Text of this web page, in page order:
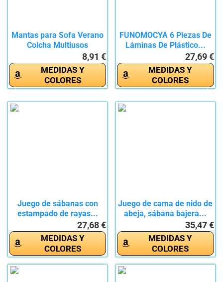
Mantas para Sofa Verano
Colcha Multiusos
8,91 €
MEDIDAS Y
COLORES
FUNOMOCYA 6 Piezas De
Láminas De Plástico...
27,69 €
MEDIDAS Y
COLORES
Juego de sábanas con
estampado de rayas...
27,68 €
MEDIDAS Y
COLORES
Juego de cama de nido de
abeja, sábana bajera...
35,47 €
MEDIDAS Y
COLORES